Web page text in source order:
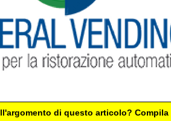
di questo articolo?